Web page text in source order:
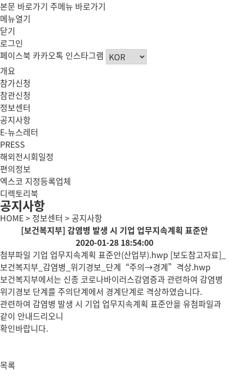
본문 바로가기 주메뉴 바로가기
메뉴열기
닫기
로그인
페이스북 카카오톡 인스타그램
개요
참가신청
참관신청
정보센터
공지사항
E-뉴스레터
PRESS
해외전시회일정
편의정보
엑스코 지정등록업체
디렉토리북
공지사항
HOME > 정보센터 > 공지사항
[보건복지부] 감염병 발생 시 기업 업무지속계획 표준안
2020-01-28 18:54:00
첨부파일 기업 업무지속계획 표준안(산업부).hwp [보도참고자료]_
보건복지부_감염병_위기경보_단계“주의→경계”격상.hwp
보건복지부에서는 신종 코로나바이러스감염증과 관련하여 감염병
위기경보 단계를 주의단계에서 경계단계로 격상하였습니다.
관련하여 감염병 발생 시 기업 업무지속계획 표준안을 유첨파일과
같이 안내드리오니
확인바랍니다.
목록